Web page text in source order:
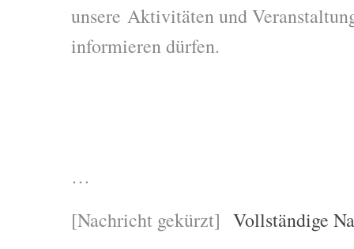
unsere Aktivitäten und
informieren dürfen.
…
[Nachricht gekürzt] Vollständige